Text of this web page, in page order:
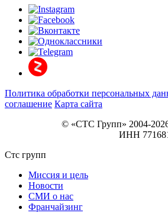
Политика обработки персональных
соглашение Карта сайта
© «СТС Групп» 2004-
ИНН
Стс групп
Миссия и цель
Новости
СМИ о нас
Франчайзинг